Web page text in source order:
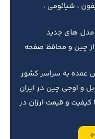
، شیائومی ،
چین و محافظ صفحه
عمده به سراسر کشور
و اوجی چین در ایران
و قیمت ارزان در